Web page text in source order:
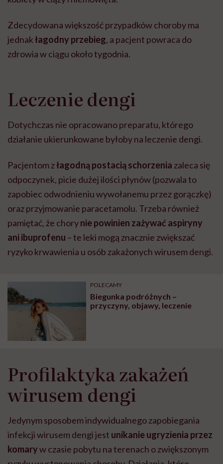
Zdecydowana większość przypadków choroby ma
jednakłagodny przebieg, a pacjent powraca do
zdrowia w ciągu około tygodnia.
Leczenie dengi
Dotychczas nie opracowano preparatu, którego
działanie ukierunkowane byłoby na leczenie dengi.
Pacjentom złagodną postacią schorzenia zaleca się
odpoczynek, picie dużej ilości płynów (pozwala to
zapobiec odwodnieniu wywołanemu przez gorączkę)
oraz przyjmowanie paracetamolu. Trzeba również
pamiętać, że chorynie powinien zażywać aspiryny
ani ibuprofenu – te leki mogą znacznie zwiększać
ryzyko krwawienia u osób zakażonych wirusem dengi.
POLECAMY
Biegunka podróżnych –
przyczyny, objawy, leczenie
Profilaktyka zakażeń
wirusem dengi
Jedynym sposobem indywidualnego zapobiegania
infekcji wirusem dengi jest unikanie ugryzienia przez
komaryw czasie pobytu na terenach o zwiększonym